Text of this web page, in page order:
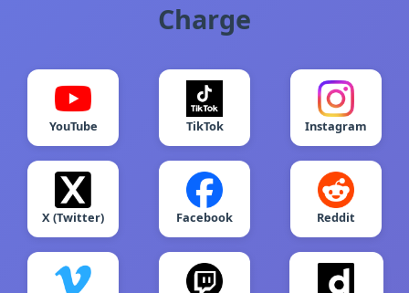
Charge
YouTube TikTok Instagram
X (Twitter) Facebook Reddit